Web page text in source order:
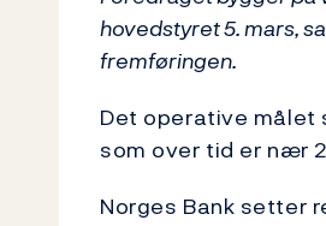
hovedstyret 5. mars,
fremføringen.
Det operative målet
som over tid er nær
Norges Bank setter